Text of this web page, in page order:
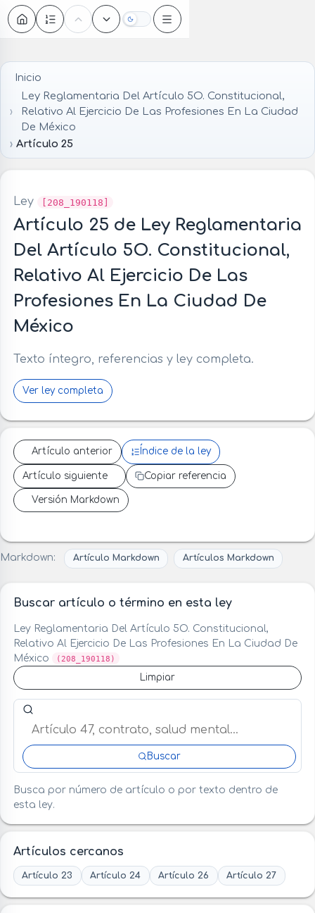
Oscuro
Inicio
Ley Reglamentaria Del Artículo 5O. Constitucional,
Relativo Al Ejercicio De Las Profesiones En La Ciudad
De México
Artículo 25
Ley [208_190118]
Artículo 25 de Ley Reglamentaria
Del Artículo 5O. Constitucional,
Relativo Al Ejercicio De Las
Profesiones En La Ciudad De
México
Texto íntegro, referencias y ley completa.
Ver ley completa
Artículo anterior Índice de la ley
Artículo siguiente Copiar referencia
Versión Markdown
Markdown: Artículo Markdown Artículos Markdown
Buscar artículo o término en esta ley
Ley Reglamentaria Del Artículo 5O. Constitucional,
Relativo Al Ejercicio De Las Profesiones En La Ciudad De
México
(208_190118)
Limpiar
Buscar artículo o término en esta ley
Buscar
Busca por número de artículo o por texto dentro de
esta ley.
Artículos cercanos
Artículo 23 Artículo 24 Artículo 26 Artículo 27